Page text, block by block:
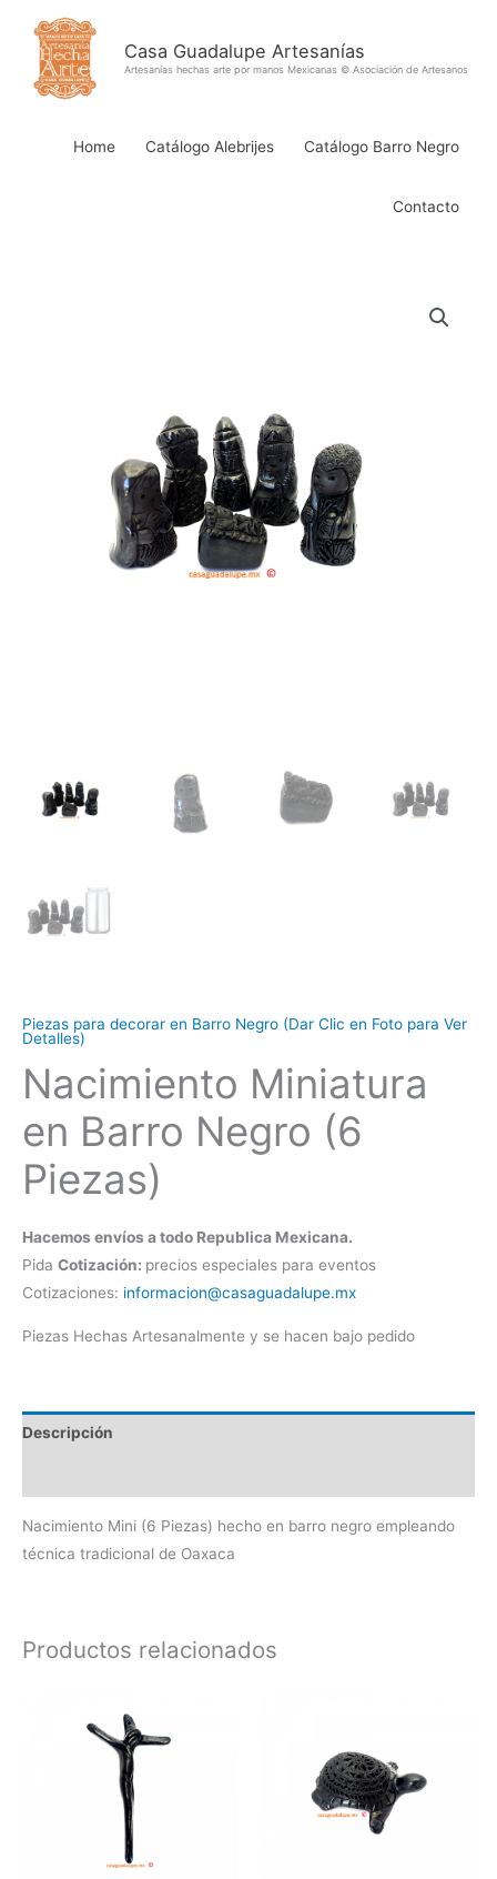
contenido
Casa Guadalupe Artesanías
Artesanías hechas arte por manos Mexicanas © Asociación de Artesanos
Home Catálogo Alebrijes Catálogo Barro Negro
Contacto
Piezas para decorar en Barro Negro (Dar Clic en Foto para Ver
Detalles)
Nacimiento Miniatura
en Barro Negro (6
Piezas)
Hacemos envíos a todo Republica Mexicana.
Pida Cotización: precios especiales para eventos
Cotizaciones: informacion@casaguadalupe.mx
Piezas Hechas Artesanalmente y se hacen bajo pedido
Descripción
Nacimiento Mini (6 Piezas) hecho en barro negro empleando
técnica tradicional de Oaxaca
Productos relacionados